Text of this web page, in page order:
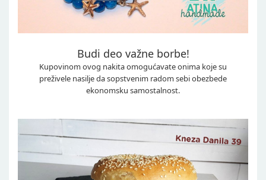
Budi deo važne borbe!
Kupovinom ovog nakita omogućavate onima koje su
preživele nasilje da sopstvenim radom sebi obezbede
ekonomsku samostalnost.